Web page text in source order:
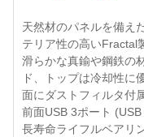
天然材のパネルを備え
テリア性の高いFractal
滑らかな真鍮や鋼鉄の
ド、トップは冷却性に
面にダストフィルタ付属
前面USB 3ポート
長寿命ライフルベアリ